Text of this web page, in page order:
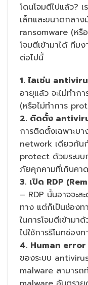
โดนโจมตีไปแล้ว?
เล็กและขนาดกลา
ransomware (หรื
โจมตีเข้ามาได้ ทีม
ต่อไปนี้
1. ไลเซ่น
อายุแล้ว จะไม่ทำก
(หรือไม่ทำการ
2. ติดตั้ง
การติดตั้งเฉพาะบ
network เดียวกัน
protect ด้วยระบบ
ภัยคุกคามที่เกินคา
3. เปิด RDP
– RDP นั้นอาจจะส
ทาง แต่ก็เป็นช่องท
ในการโจมตีเข้าม
ไปใช้การรีโมทช่อง
4. Human error
ของระบบ
malware สามารถ